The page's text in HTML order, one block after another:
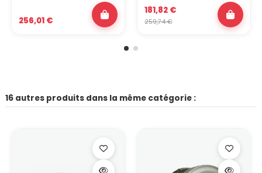
256,01 €
181,82 €
259,74 €
16 autres produits dans la même catégorie :